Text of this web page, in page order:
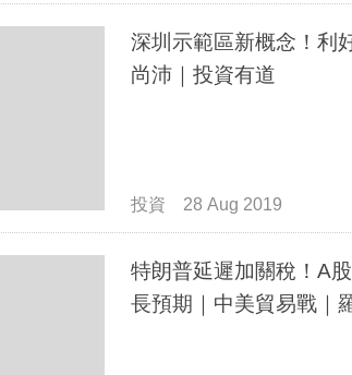
深圳示範區新概念！利
尚沛｜投資有道
投資 28 Aug 2019
特朗普延遲加關稅！A
長預期｜中美貿易戰｜